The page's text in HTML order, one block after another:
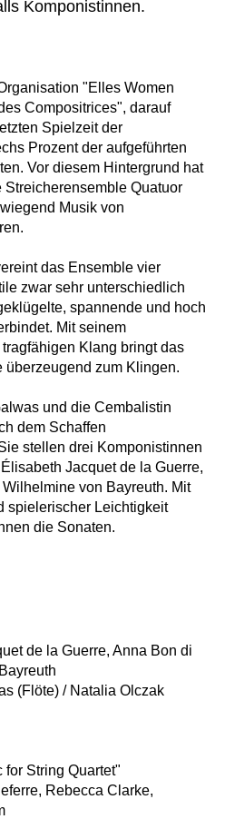
Komponistinnen.
"Elles Women
Compositrices", darauf
Spielzeit der
Prozent der aufgeführten
Vor diesem Hintergrund hat
Quatuor
Musik von
das Ensemble vier
zwar sehr unterschiedlich
spannende und hoch
Mit seinem
Klang bringt das
überzeugend zum Klingen.
und die Cembalistin
dem Schaffen
stellen drei Komponistinnen
Jacquet de la Guerre,
von Bayreuth. Mit
spielerischer Leichtigkeit
die Sonaten.
de la Guerre, Anna Bon di
(Flöte) / Natalia Olczak
String Quartet"
Rebecca Clarke,